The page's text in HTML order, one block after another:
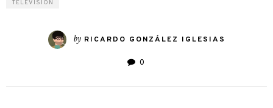
TELEVISIÓN
by RICARDO GONZÁLEZ IGLESIAS
0